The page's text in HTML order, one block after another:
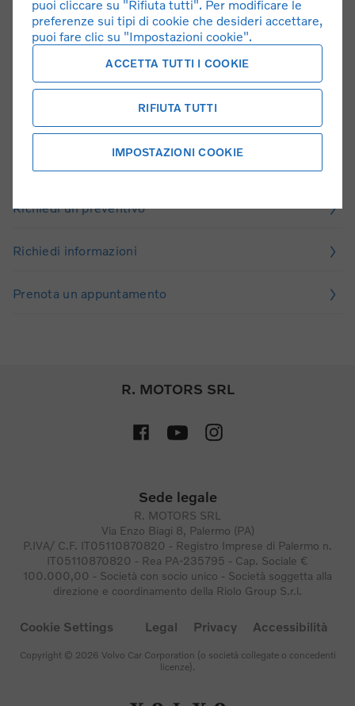
Il tuo prossimo passo
Richiedi un preventivo
Richiedi informazioni
Prenota un appuntamento
R. MOTORS SRL
Sede legale
R. MOTORS SRL
Via Enzo Biagi 8, Palermo (PA)
P.IVA/ C.F. IT05110870820 - Registro Imprese di Palermo n.
IT05110870820 - Rea PA-235795 - Cap. Sociale €
100.000,00 - Società con socio unico - Società soggetta alla
direzione e coordinamento della Riolo Group S.r.l.
Cookie Settings Legal Privacy Accessibilità
Copyright © 2026 Volvo Car Corporation (o società collegate o concedenti
licenze).
puoi cliccare su "Rifiuta tutti". Per modificare le
preferenze sui tipi di cookie che desideri accettare,
puoi fare clic su "Impostazioni cookie".
ACCETTA TUTTI I COOKIE
RIFIUTA TUTTI
IMPOSTAZIONI COOKIE